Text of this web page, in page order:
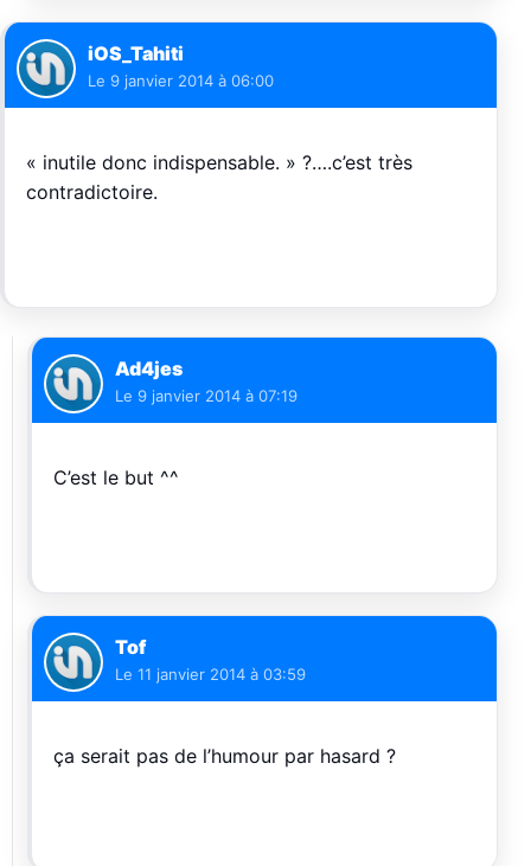
iOS_Tahiti
Le 9 janvier 2014 à 06:00
« inutile donc indispensable. » ?….c’est très
contradictoire.
Ad4jes
Le 9 janvier 2014 à 07:19
C’est le but ^^
Tof
Le 11 janvier 2014 à 03:59
ça serait pas de l’humour par hasard ?